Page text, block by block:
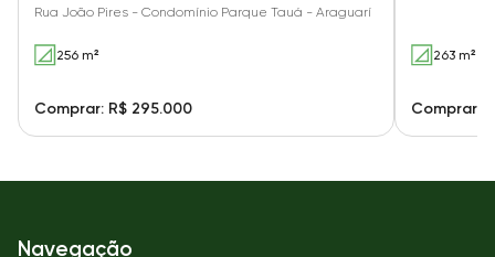
Rua João Pires - Condomínio Parque Tauá - Araguarí
256 m²
Comprar: R$ 295.000
263 m²
Comprar:
Navegação